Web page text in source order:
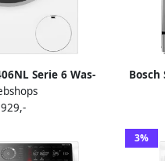
Serie 6 Was-
Extra stil 9 6 kg
in 1 keer 1400 rpm
Bosch
3%